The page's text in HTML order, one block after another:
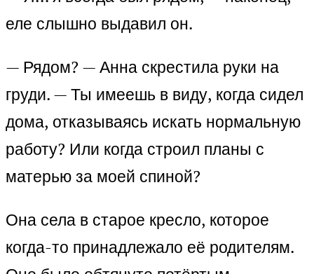
еле слышно выдавил он.
— Рядом? — Анна скрестила руки на
груди. — Ты имеешь в виду, когда сидел
дома, отказываясь искать нормальную
работу? Или когда строил планы с
матерью за моей спиной?
Она села в старое кресло, которое
когда-то принадлежало её родителям.